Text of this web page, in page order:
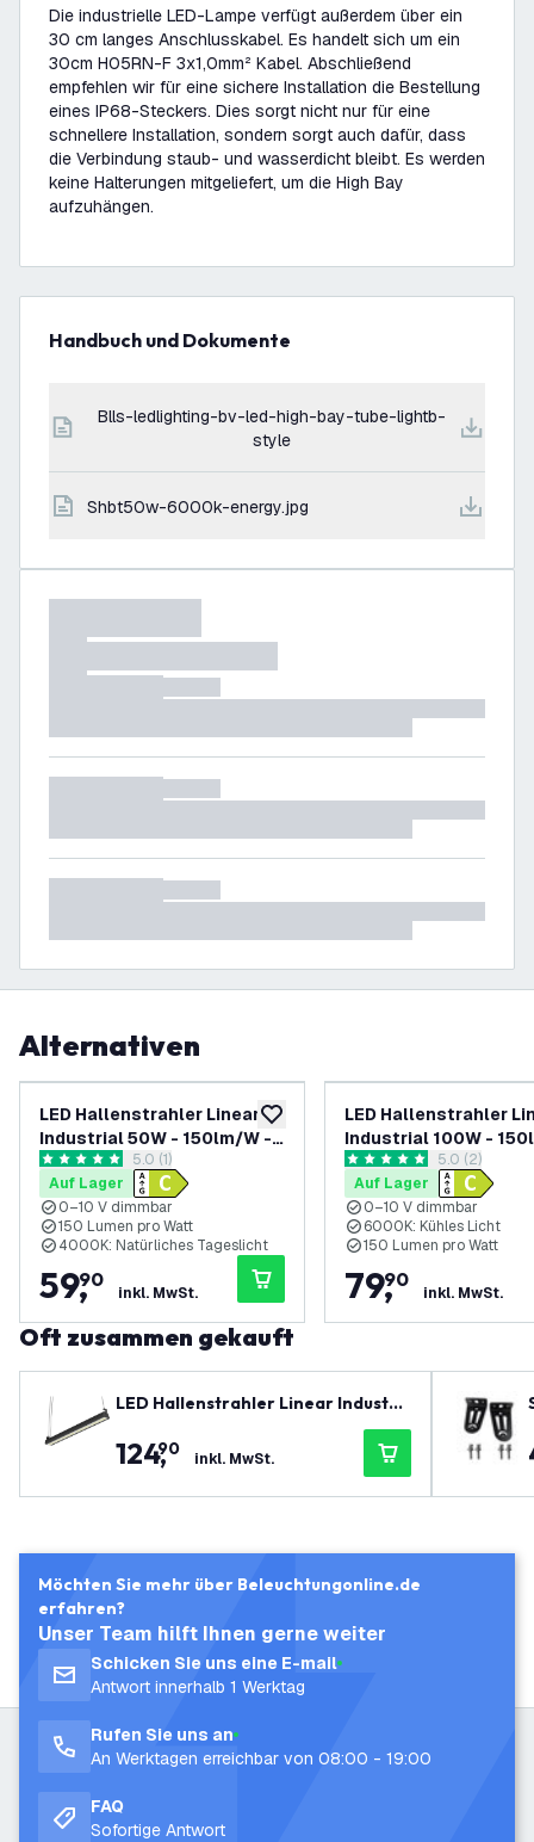
Die industrielle LED-Lampe verfügt außerdem über ein
30 cm langes Anschlusskabel. Es handelt sich um ein
30cm H05RN-F 3x1,0mm² Kabel. Abschließend
empfehlen wir für eine sichere Installation die Bestellung
eines IP68-Steckers. Dies sorgt nicht nur für eine
schnellere Installation, sondern sorgt auch dafür, dass
die Verbindung staub- und wasserdicht bleibt. Es werden
keine Halterungen mitgeliefert, um die High Bay
aufzuhängen.
Handbuch und Dokumente
blls-ledlighting-bv-led-high-bay-tube-lightb-
style
shbt50w-6000k-energy.jpg
Alternativen
zur Wunschliste hinzufügen
LED Hallenstrahler Linear
Industrial 50W - 150lm/W -
IP65 - 4000K - Dimmbar - 5
Jahre Garantie
Bewertungsbereich öffnen
5 Bewertungssterne
5.0 (1)
Auf Lager
0–10 V dimmbar
150 Lumen pro Watt
4000K: Natürliches Tageslicht
59,
90
inkl. MwSt.
LED Hallenstrahler
Industrial 100W -
IP65 - 6000K -
Jahre Garantie
5 Bewertungssterne
5.0 (2)
Auf Lager
0–10 V dimmbar
6000K: Kühles Licht
150 Lumen pro Watt
79,
90
inkl. MwSt.
Oft zusammen gekauft
LED Hallenstrahler Linear Industri
al 200W - 150lm/W - IP65 - 6000K -
Dimmbar - 5 Jahre Garantie
124,
90 inkl. MwSt.
Möchten Sie mehr über Beleuchtungonline.de
erfahren?
Unser Team hilft Ihnen gerne weiter
Schicken Sie uns eine E-mail
Antwort innerhalb 1 Werktag
Rufen Sie uns an
An Werktagen erreichbar von 08:00 - 19:00
FAQ
Sofortige Antwort